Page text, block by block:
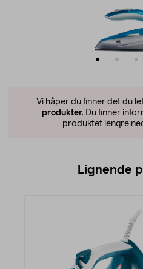
Vi håper du finner det du
produkter. Du finner
produktet lengre
Lignende